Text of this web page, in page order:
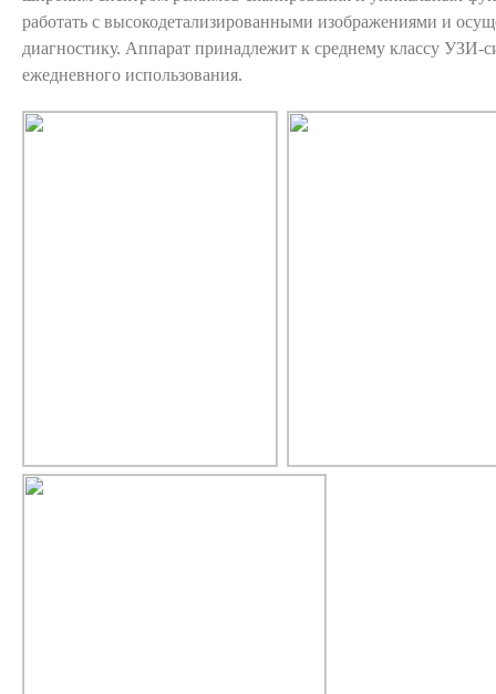
работать с высокодетализированными изображениями и
диагностику. Аппарат принадлежит к среднему классу УЗИ-
ежедневного использования.